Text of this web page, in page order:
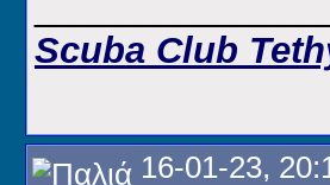
Scuba Club
16-01-23,